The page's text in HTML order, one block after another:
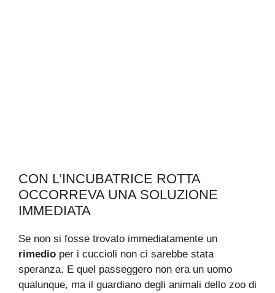
CON L’INCUBATRICE ROTTA
OCCORREVA UNA SOLUZIONE
IMMEDIATA
Se non si fosse trovato immediatamente un
rimedio per i cuccioli non ci sarebbe stata
speranza. E quel passeggero non era un uomo
qualunque, ma il guardiano degli animali dello zoo di